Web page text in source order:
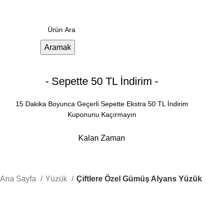
Aramak
- Sepette 50 TL İndirim -
15 Dakika Boyunca Geçerli Sepette Ekstra 50 TL İndirim
Kuponunu Kaçırmayın
Kalan Zaman
Ana Sayfa Yüzük Çiftlere Özel Gümüş Alyans Yüzük